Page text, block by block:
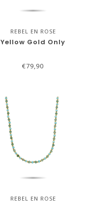
REBEL EN ROSE
Yellow Gold Only
€79,90
REBEL EN ROSE